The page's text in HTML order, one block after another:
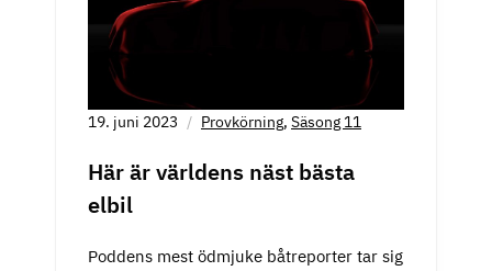
19. juni 2023 Provkörning, Säsong 11
Här är världens näst bästa
elbil
Poddens mest ödmjuke båtreporter tar sig